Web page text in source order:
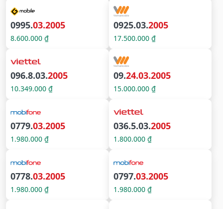
0995.03.2005
8.600.000 ₫
0925.03.2005
17.500.000 ₫
096.8.03.2005
10.349.000 ₫
09.24.03.2005
15.000.000 ₫
0779.03.2005
1.980.000 ₫
036.5.03.2005
1.800.000 ₫
0778.03.2005
1.980.000 ₫
0797.03.2005
1.980.000 ₫